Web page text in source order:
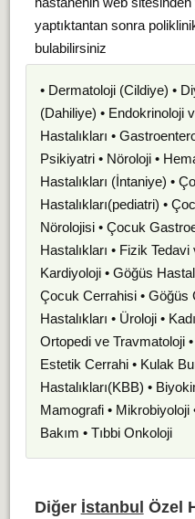
yaptıktantan sonra
bulabilirsiniz
• Dermatoloji (Cildiye) •
(Dahiliye) • Endokrinoloji
Hastalıkları •
Psikiyatri • Nöroloji •
Hastalıkları (İntaniye) •
Hastalıkları(pediatri) •
Nörolojisi • Çocuk
Hastalıkları • Fizik
Kardiyoloji • Göğüs
Çocuk Cerrahisi • Göğüs
Hastalıkları • Üroloji •
Ortopedi ve Travmatoloji
Estetik Cerrahi • Kulak
Hastalıkları(KBB) •
Mamografi • Mikrobiyoloji
Bakım • Tıbbi Onkoloji
Diğer İstanbul Özel